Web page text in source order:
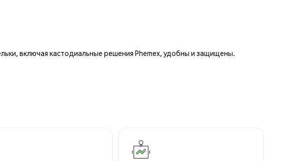
включая кастодиальные решения Phemex, удобны и защищены.